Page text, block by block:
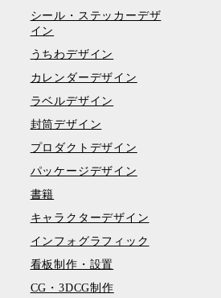
シール・ステッカーデザ
イン
うちわデザイン
カレンダーデザイン
ラベルデザイン
封筒デザイン
プロダクトデザイン
パッケージデザイン
書籍
キャラクターデザイン
インフォグラフィック
看板制作・設置
CG・3DCG制作